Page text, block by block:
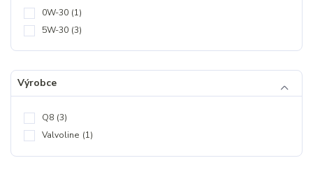
0W-30 (1)
5W-30 (3)
Výrobce
Q8 (3)
Valvoline (1)